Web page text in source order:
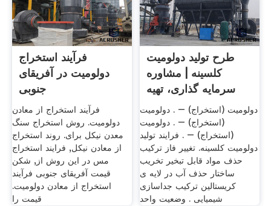
فرآیند استخراج
دولومیت در آفریقای
جنوبی
فرآیند استخراج از معادن
دولومیت. روش استخراج سنگ
معدن نیکل برای. روند استخراج
از معادن نیکل, فرایند استخراج
مس در این روش از, شکن
قیمت آفریقای جنوبی فرآیند
استخراج از معادن دولومیت.
قیمت را
طرح تولید دولومیت
کلسینه | مشاوره
سرمایه گذاری، تهیه
طرح
دولومیت (استخراج) – . دولومیت
(استخراج) – . دولومیت
(استخراج) – . فرایند تولید
دولومیت کلسینه. تغییر فاز ترکیب
حذف مواد قابل تبخیر تخریب
ساختار حذف آب در لایه ی
کریستالین ترکیب جداسازی
شیمیایی . وضعیت واحد